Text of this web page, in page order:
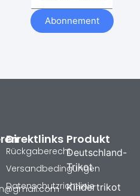
Abonnement
Produkt
Deutschland-
Trikot
Kindertrikot
Direktlinks
Rückgaberecht
Versandbedingungen
Datenschutzrichtlinie